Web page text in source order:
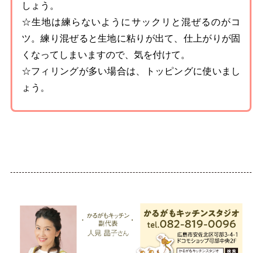
しょう。
☆生地は練らないようにサックリと混ぜるのがコ
ツ。練り混ぜると生地に粘りが出て、仕上がりが固
くなってしまいますので、気を付けて。
☆フィリングが多い場合は、トッピングに使いまし
ょう。